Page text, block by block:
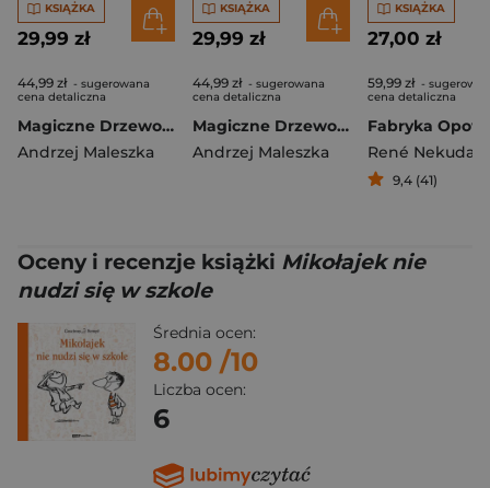
KSIĄŻKA
29,99 zł
44,99 zł - sugerowana
cena detaliczna
Magiczne Drzewo. Olbrzym. Nowe wydanie 2024
Andrzej Maleszka
KSIĄŻKA
29,99 zł
44,99 zł - sugerowana
cena detaliczna
Magiczne Drzewo. Cień smoka [wydanie 2024]
Andrzej Maleszka
KSIĄŻKA
27,00 zł
59,99 zł -
cena detaliczna
René Nekuda
9,4 (41)
Oceny i recenzje książki Mikołajek nie
nudzi się w szkole
Średnia ocen:
8.00 /10
Liczba ocen:
6